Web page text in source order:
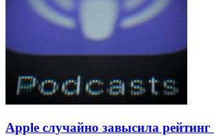
Apple случайно завысила рейтинг